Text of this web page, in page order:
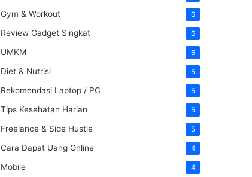
Gym & Workout 6
Review Gadget Singkat 6
UMKM 6
Diet & Nutrisi 5
Rekomendasi Laptop / PC 5
Tips Kesehatan Harian 5
Freelance & Side Hustle 5
Cara Dapat Uang Online 4
Mobile 4